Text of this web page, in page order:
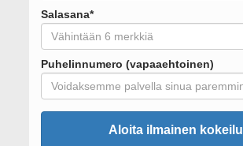
Salasana*
Puhelinnumero (vapaaehtoinen)
Aloita ilmainen kokeilu